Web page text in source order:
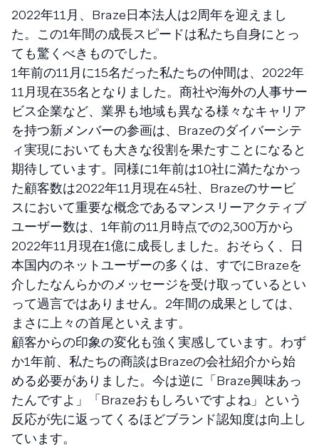
2022年11月、Braze日本法人は2周年を迎えまし
た。この1年間の成長スピードは私たち自身にとっ
ても驚くべきものでした。
1年前の11月に15名だった私たちの仲間は、2022年
11月現在35名となりました。商社や海外の人事サー
ビス企業など、業界も地域も異なる様々なキャリア
を持つ新メンバーの参画は、Brazeのダイバーシテ
ィ実現においても大きな役割を果たすことになると
期待しています。同様に1年前は10社に満たなかっ
た顧客数は2022年11月現在45社、Brazeのサービ
スにおいて重要な概念であるマンスリーアクティブ
ユーザー数は、1年前の11月時点での2,300万から
2022年11月現在1億に成長しました。おそらく、日
本国内のネットユーザーの多くは、すでにBrazeを
介したなんらかのメッセージを受け取っているとい
って過言ではありません。2年間の成果としては、
まさに上々の首尾といえます。
顧客からの印象の変化も強く実感しています。わず
か1年前、私たちの商談はBrazeの会社紹介から始
める必要がありました。今は逆に「Braze興味あっ
たんですよ」「Brazeおもしろいですよね」という
反応が先に返ってくるほどブランド認知度は向上し
ています。